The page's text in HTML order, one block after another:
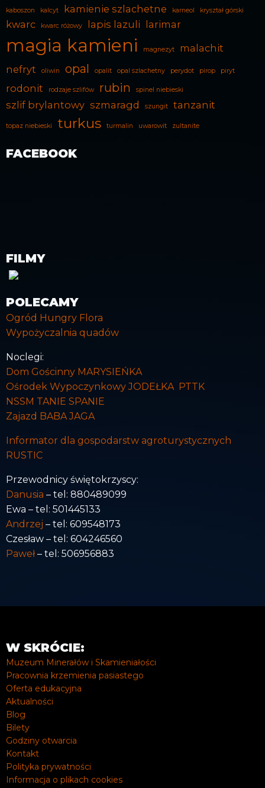
kaboszon
kalcyt kamienie szlachetne karneol kryształ górski
kwarc kwarc różowy lapis lazuli larimar
magia kamieni magnezyt
malachit
nefryt
oliwin opal opalit opal szlachetny perydot pirop piryt
rodonit rodzaje szlifów rubin spinel niebieski
szlif brylantowy szmaragd szungit tanzanit
topaz niebieski turkus turmalin uwarowit zultanite
FACEBOOK
FILMY
POLECAMY
Ogród Hungry Flora
Wypożyczalnia quadów
Noclegi:
Dom Gościnny MARYSIEŃKA
Ośrodek Wypoczynkowy JODEŁKA PTTK
NSSM TANIE SPANIE
Zajazd BABA JAGA
Informator dla gospodarstw agroturystycznych
RUSTIC
Przewodnicy świętokrzyscy:
Danusia – tel: 880489099
Ewa – tel: 501445133
Andrzej – tel: 609548173
Czesław – tel: 604246560
Paweł– tel: 506956883
W SKRÓCIE:
Muzeum Minerałów i Skamieniałości
Pracownia krzemienia pasiastego
Oferta edukacyjna
Aktualności
Blog
Bilety
Godziny otwarcia
Kontakt
Polityka prywatności
Informacja o plikach cookies